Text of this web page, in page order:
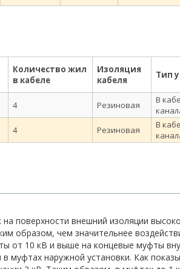
Количество жил
в кабеле
Изоляция
кабеля
Тип
4 Резиновая
В
4 Резиновая
В
поверхности внешний изоляции
образом, чем значительнее
от 10 кВ и выше на концевые муфты
муфтах наружной установки. Как